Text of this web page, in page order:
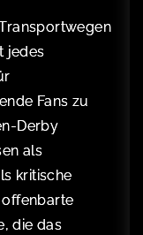
jedes
Fans zu
Derby
als
kritische
offenbarte
die das